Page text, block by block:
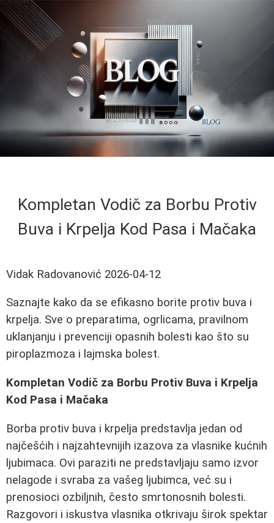
Kompletan Vodič za Borbu Protiv
Buva i Krpelja Kod Pasa i Mačaka
Vidak Radovanović 2026-04-12
Saznajte kako da se efikasno borite protiv buva i
krpelja. Sve o preparatima, ogrlicama, pravilnom
uklanjanju i prevenciji opasnih bolesti kao što su
piroplazmoza i lajmska bolest.
Kompletan Vodič za Borbu Protiv Buva i Krpelja
Kod Pasa i Mačaka
Borba protiv buva i krpelja predstavlja jedan od
najčešćih i najzahtevnijih izazova za vlasnike kućnih
ljubimaca. Ovi paraziti ne predstavljaju samo izvor
nelagode i svraba za vašeg ljubimca, već su i
prenosioci ozbiljnih, često smrtonosnih bolesti.
Razgovori i iskustva vlasnika otkrivaju širok spektar